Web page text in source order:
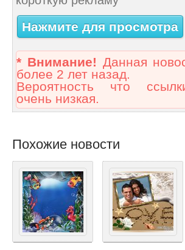
Нажмите для просмотра
* Внимание! Данная
более 2 лет назад.
Вероятность что
очень низкая.
Похожие новости